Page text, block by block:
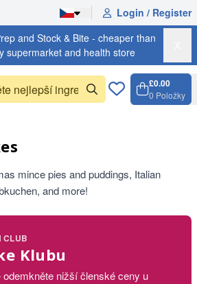
Login / Register
and Stock & Bite - cheaper than
supermarket and health store
£0.00
0 Položky
mince pies and puddings, Italian
and more!
CLUB
Klubu
nižší členské ceny u